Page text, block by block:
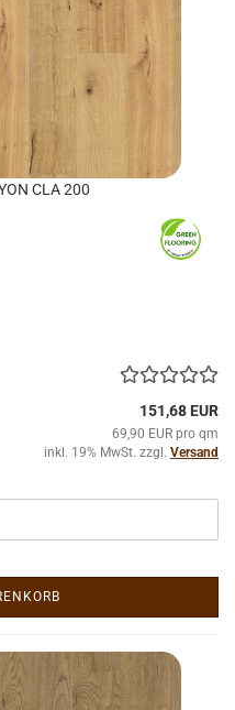
CLA 200
151,68 EUR
69,90 EUR pro qm
inkl. 19% MwSt. zzgl. Versand